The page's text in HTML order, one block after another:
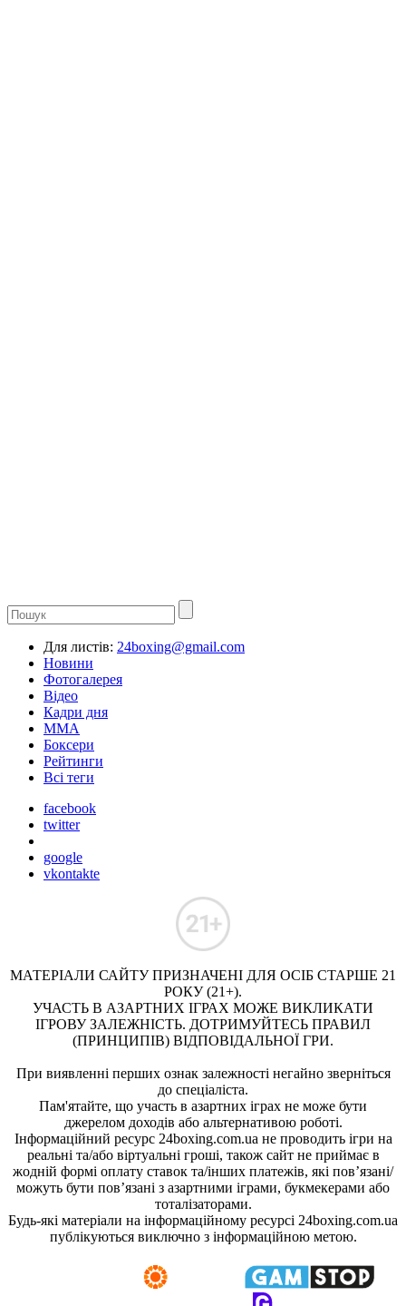
Для листів: 24boxing@gmail.com
Новини
Фотогалерея
Відео
Кадри дня
ММА
Боксери
Рейтинги
Всі теги
facebook
twitter
google
vkontakte
МАТЕРІАЛИ САЙТУ ПРИЗНАЧЕНІ ДЛЯ ОСІБ СТАРШЕ 21
РОКУ (21+).
УЧАСТЬ В АЗАРТНИХ ІГРАХ МОЖЕ ВИКЛИКАТИ
ІГРОВУ ЗАЛЕЖНІСТЬ. ДОТРИМУЙТЕСЬ ПРАВИЛ
(ПРИНЦИПІВ) ВІДПОВІДАЛЬНОЇ ГРИ.
При виявленні перших ознак залежності негайно зверніться
до спеціаліста.
Пам'ятайте, що участь в азартних іграх не може бути
джерелом доходів або альтернативою роботі.
Інформаційний ресурс 24boxing.com.ua не проводить ігри на
реальні та/або віртуальні гроші, також сайт не приймає в
жодній формі оплату ставок та/інших платежів, які пов’язані/
можуть бути пов’язані з азартними іграми, букмекерами або
тоталізаторами.
Будь-які матеріали на інформаційному ресурсі 24boxing.com.ua
публікуються виключно з інформаційною метою.